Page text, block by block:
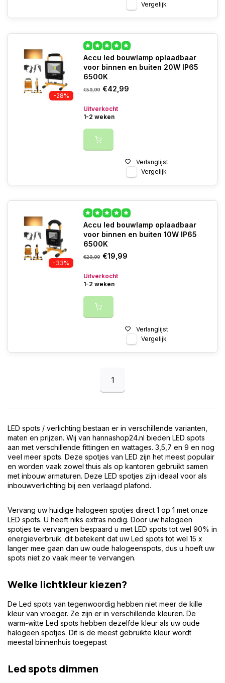
Vergelijk
-28%
Accu led bouwlamp oplaadbaar
voor binnen en buiten 20W IP65
6500K
€59,99 €42,99
Uitverkocht
1-2 weken
Verlanglijst
Vergelijk
-33%
Accu led bouwlamp oplaadbaar
voor binnen en buiten 10W IP65
6500K
€29,99 €19,99
Uitverkocht
1-2 weken
Verlanglijst
Vergelijk
1
LED spots / verlichting bestaan er in verschillende varianten,
maten en prijzen. Wij van hannashop24.nl bieden LED spots
aan met verschillende fittingen en wattages. 3,5,7 en 9 en nog
veel meer spots. Deze spotjes van LED zijn het meest populair
en worden vaak zowel thuis als op kantoren gebruikt samen
met inbouw armaturen. Deze LED spotjes zijn ideaal voor als
inbouwverlichting bij een verlaagd plafond.
Vervang uw huidige halogeen spotjes direct 1 op 1 met onze
LED spots. U heeft niks extras nodig. Door uw halogeen
spotjes te vervangen bespaard u met LED spots tot wel 90% in
energieverbruik. dit betekent dat uw Led spots tot wel 15 x
langer mee gaan dan uw oude halogeenspots, dus u hoeft uw
spots niet zo vaak meer te vervangen.
Welke lichtkleur kiezen?
De Led spots van tegenwoordig hebben niet meer de kille
kleur van vroeger. Ze zijn er in verschillende kleuren. De
warm-witte Led spots hebben dezelfde kleur als uw oude
halogeen spotjes. Dit is de meest gebruikte kleur wordt
meestal binnenhuis toegepast
Led spots dimmen